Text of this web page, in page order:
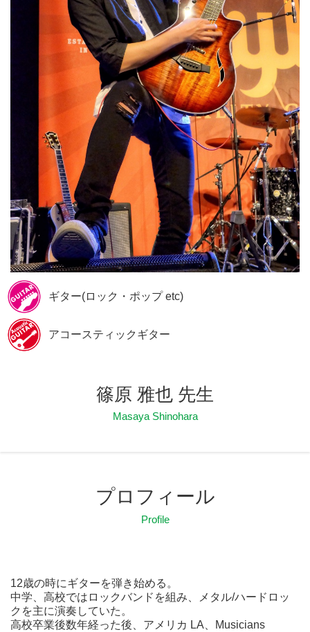
ギター(ロック・ポップ etc)
アコースティックギター
篠原 雅也 先生
Masaya Shinohara
プロフィール
Profile
12歳の時にギターを弾き始める。
中学、高校ではロックバンドを組み、メタル/ハードロッ
クを主に演奏していた。
高校卒業後数年経った後、アメリカ LA、Musicians